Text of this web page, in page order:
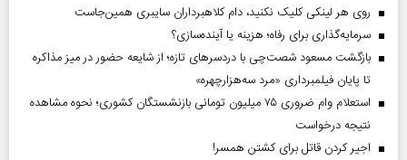
روی هر لینکی کلیک نکنید، دام کلاهبرداران سایبری همین‌جاست
سرمایه‌گذاری برای رفاه؛ هزینه یا آینده‌سازی؟
بازگشت مسعود شصت‌چی با دردسر‌های تازه؛ از شایعه حضور در میز مذاکره
تا پایان فیلمبرداری «مرد سه‌هزارچهره»
استعلام وام ضروری ۷۵ میلیون تومانی بازنشستگان کشوری؛ نحوه مشاهده
نتیجه درخواست
اجیر کردن قاتل برای کشتن همسر!